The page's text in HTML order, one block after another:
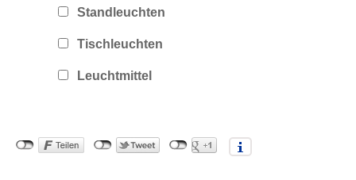
Standleuchten
Tischleuchten
Leuchtmittel